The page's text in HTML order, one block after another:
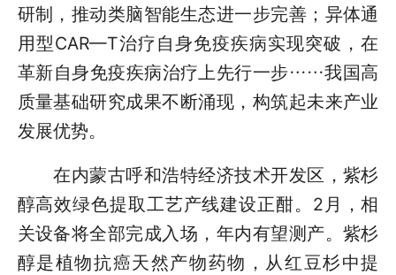
研制，推动类脑智能生态进一步完善；异体通
用型CAR—T治疗自身免疫疾病实现突破，在
革新自身免疫疾病治疗上先行一步……我国高
质量基础研究成果不断涌现，构筑起未来产业
发展优势。
在内蒙古呼和浩特经济技术开发区，紫杉
醇高效绿色提取工艺产线建设正酣。2月，相
关设备将全部完成入场，年内有望测产。紫杉
醇是植物抗癌天然产物药物，从红豆杉中提